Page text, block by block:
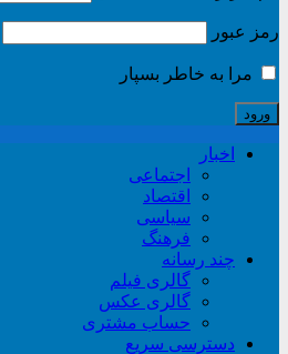
رمز عبور
مرا به خاطر بسپار
اخبار
اجتماعی
اقتصاد
سیاسی
فرهنگ
چند رسانه
گالری فیلم
گالری عکس
حساب مشتری
دسترسی سریع